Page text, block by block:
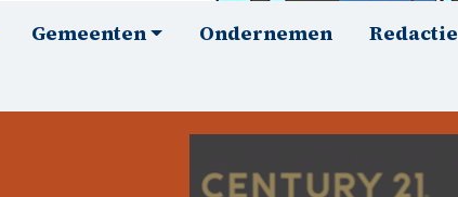
Gemeenten Ondernemen Redactie